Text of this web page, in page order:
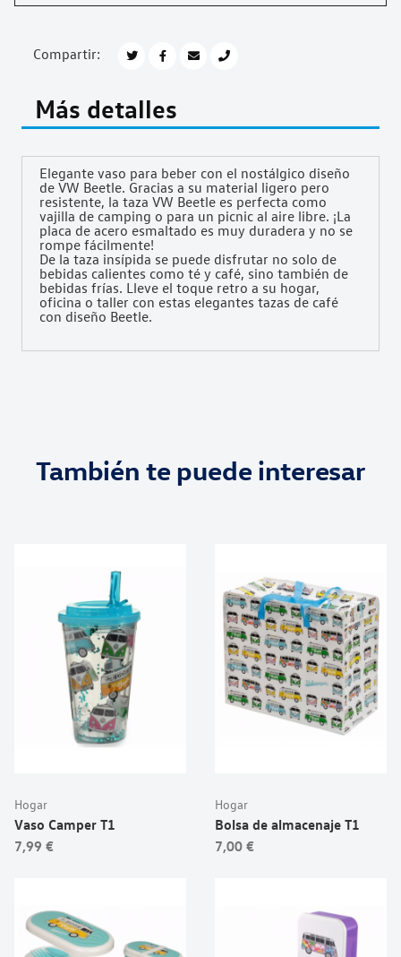
Compartir:
Más detalles
Elegante vaso para beber con el nostálgico diseño
de VW Beetle. Gracias a su material ligero pero
resistente, la taza VW Beetle es perfecta como
vajilla de camping o para un picnic al aire libre. ¡La
placa de acero esmaltado es muy duradera y no se
rompe fácilmente!
De la taza insípida se puede disfrutar no solo de
bebidas calientes como té y café, sino también de
bebidas frías. Lleve el toque retro a su hogar,
oficina o taller con estas elegantes tazas de café
con diseño Beetle.
También te puede interesar
Hogar
Vaso Camper T1
7,99 €
Hogar
Bolsa de almacenaje T1
7,00 €